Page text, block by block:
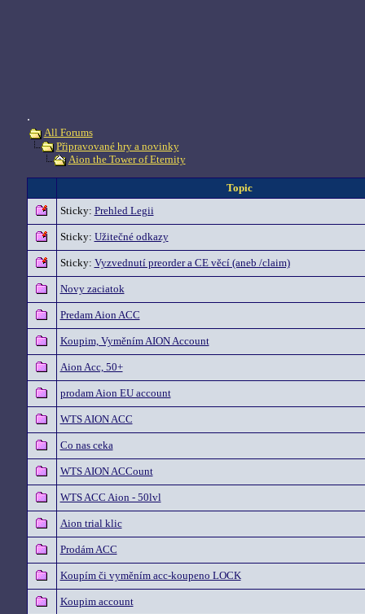
.
All Forums
Připravované hry a novinky
Aion the Tower of Eternity
Topic
Sticky: Prehled Legii
Sticky: Užitečné odkazy
Sticky: Vyzvednutí preorder a CE věcí (aneb /claim)
Novy zaciatok
Predam Aion ACC
Koupim, Vyměním AION Account
Aion Acc, 50+
prodam Aion EU account
WTS AION ACC
Co nas ceka
WTS AION ACCount
WTS ACC Aion - 50lvl
Aion trial klic
Prodám ACC
Koupím či vyměním acc-koupeno LOCK
Koupim account